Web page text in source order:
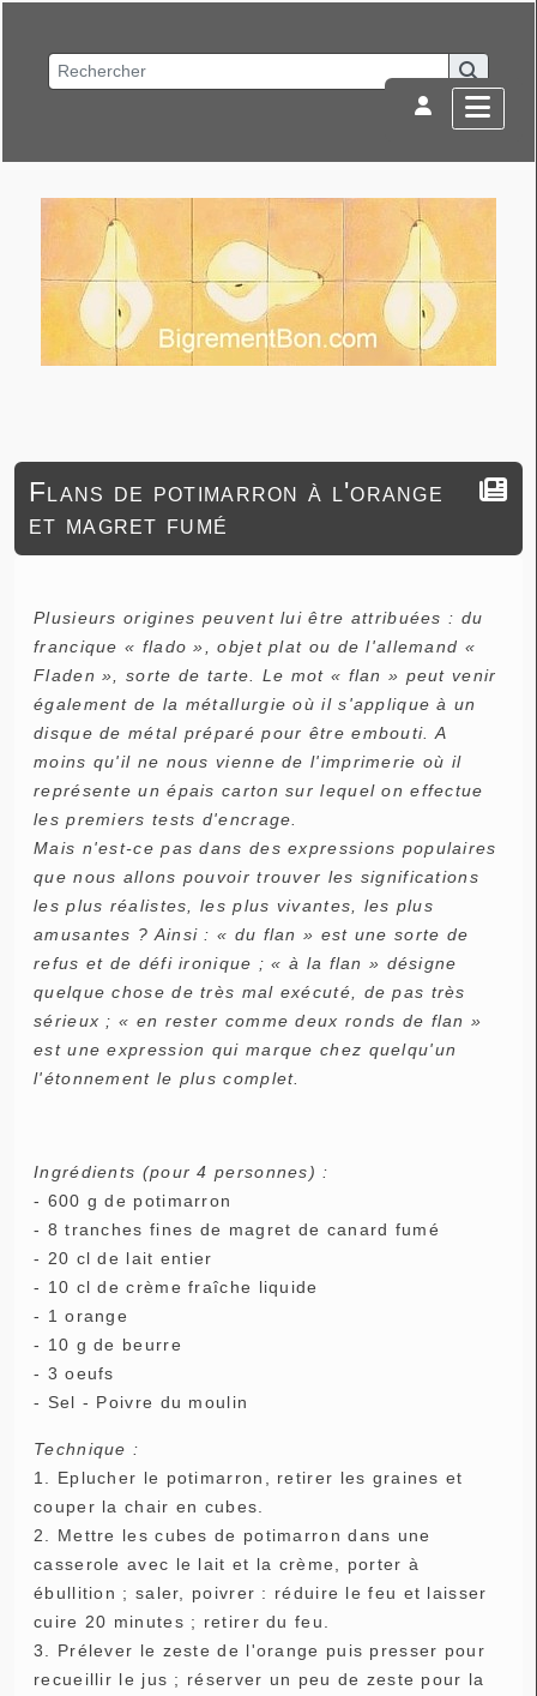
Flans de potimarron à l'orange
et magret fumé
Plusieurs origines peuvent lui être attribuées : du
francique « flado », objet plat ou de l'allemand «
Fladen », sorte de tarte. Le mot « flan » peut venir
également de la métallurgie où il s'applique à un
disque de métal préparé pour être embouti. A
moins qu'il ne nous vienne de l'imprimerie où il
représente un épais carton sur lequel on effectue
les premiers tests d'encrage.
Mais n'est-ce pas dans des expressions populaires
que nous allons pouvoir trouver les significations
les plus réalistes, les plus vivantes, les plus
amusantes ? Ainsi : « du flan » est une sorte de
refus et de défi ironique ; « à la flan » désigne
quelque chose de très mal exécuté, de pas très
sérieux ; « en rester comme deux ronds de flan »
est une expression qui marque chez quelqu'un
l'étonnement le plus complet.
Ingrédients (pour 4 personnes) :
- 600 g de potimarron
- 8 tranches fines de magret de canard fumé
- 20 cl de lait entier
- 10 cl de crème fraîche liquide
- 1 orange
- 10 g de beurre
- 3 oeufs
- Sel - Poivre du moulin
Technique :
1. Eplucher le potimarron, retirer les graines et
couper la chair en cubes.
2. Mettre les cubes de potimarron dans une
casserole avec le lait et la crème, porter à
ébullition ; saler, poivrer : réduire le feu et laisser
cuire 20 minutes ; retirer du feu.
3. Prélever le zeste de l'orange puis presser pour
recueillir le jus ; réserver un peu de zeste pour la